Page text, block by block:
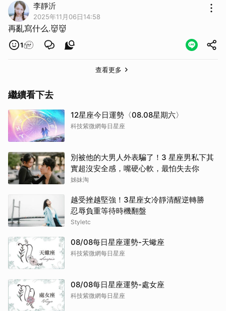
李靜沂
2025年11月06日14:58
再亂寫什么.👹👹
1
查看更多
繼續看下去
12星座今日運勢〈08.08星期六〉
科技紫微網每日星座
別被他的大男人外表騙了！3 星座男私下其
實超沒安全感，嘴硬心軟，最怕失去你
姊妹淘
越受挫越堅強！3星座女冷靜清醒逆轉勝
忍辱負重等待時機翻盤
Styletc
08/08每日星座運勢-天蠍座
科技紫微網每日星座
08/08每日星座運勢-處女座
科技紫微網每日星座